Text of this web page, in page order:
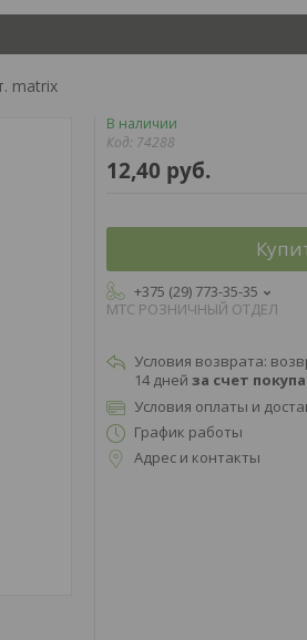
matrix
В наличии
Код: 74288
12,40 руб.
+375 (29) 773-35-35
МТС РОЗНИЧНЫЙ ОТДЕЛ
14 дней за счет
Условия оплаты и
График работы
Адрес и контакты